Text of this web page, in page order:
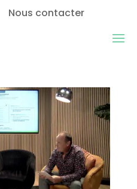
Nous contacter